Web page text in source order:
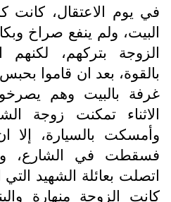
في يوم الاعتقال، كانت
البيت، ولم ينفع صراخ
الزوجة بتركهم، لكنهم
بالقوة، بعد ان قاموا
غرفة بالبيت وهم
الاثناء تمكنت زوجة
وأمسكت بالسيارة، إلا
فسقطت في الشارع،
اتصلت بعائلة الشهيد
كانت الزوجة منهارة